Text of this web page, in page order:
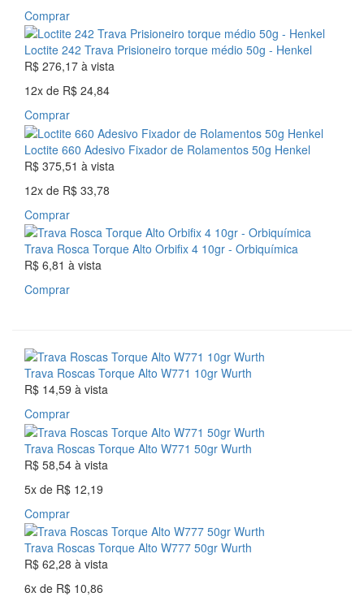
Comprar
Loctite 242 Trava Prisioneiro torque médio 50g - Henkel
R$ 276,17 à vista
12x de R$ 24,84
Comprar
Loctite 660 Adesivo Fixador de Rolamentos 50g Henkel
R$ 375,51 à vista
12x de R$ 33,78
Comprar
Trava Rosca Torque Alto Orbifix 4 10gr - Orbiquímica
R$ 6,81 à vista
Comprar
Trava Roscas Torque Alto W771 10gr Wurth
R$ 14,59 à vista
Comprar
Trava Roscas Torque Alto W771 50gr Wurth
R$ 58,54 à vista
5x de R$ 12,19
Comprar
Trava Roscas Torque Alto W777 50gr Wurth
R$ 62,28 à vista
6x de R$ 10,86